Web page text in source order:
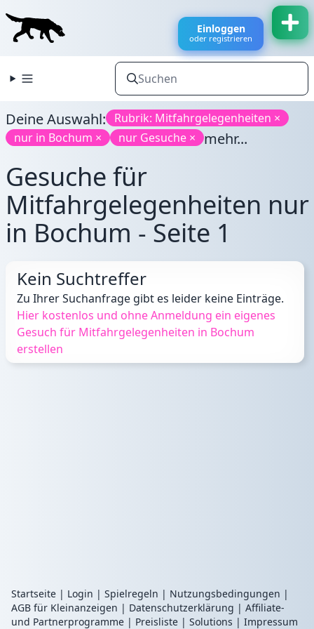
Einloggen
oder registrieren
Deine Auswahl:
Rubrik: Mitfahrgelegenheiten ×
nur in Bochum ×
nur Gesuche × mehr...
Gesuche für
Mitfahrgelegenheiten nur
in Bochum - Seite 1
Kein Suchtreffer
Zu Ihrer Suchanfrage gibt es leider keine Einträge.
Hier kostenlos und ohne Anmeldung ein eigenes
Gesuch für Mitfahrgelegenheiten in Bochum
erstellen
Startseite | Login | Spielregeln | Nutzungsbedingungen |
AGB für Kleinanzeigen | Datenschutzerklärung | Affiliate-
und Partnerprogramme | Preisliste | Solutions | Impressum